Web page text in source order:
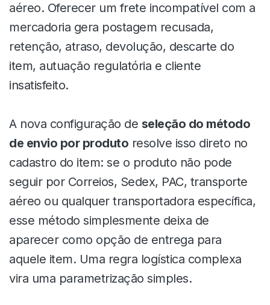
aéreo. Oferecer um frete incompatível com a
mercadoria gera postagem recusada,
retenção, atraso, devolução, descarte do
item, autuação regulatória e cliente
insatisfeito.
A nova configuração de seleção do método
de envio por produto resolve isso direto no
cadastro do item: se o produto não pode
seguir por Correios, Sedex, PAC, transporte
aéreo ou qualquer transportadora específica,
esse método simplesmente deixa de
aparecer como opção de entrega para
aquele item. Uma regra logística complexa
vira uma parametrização simples.